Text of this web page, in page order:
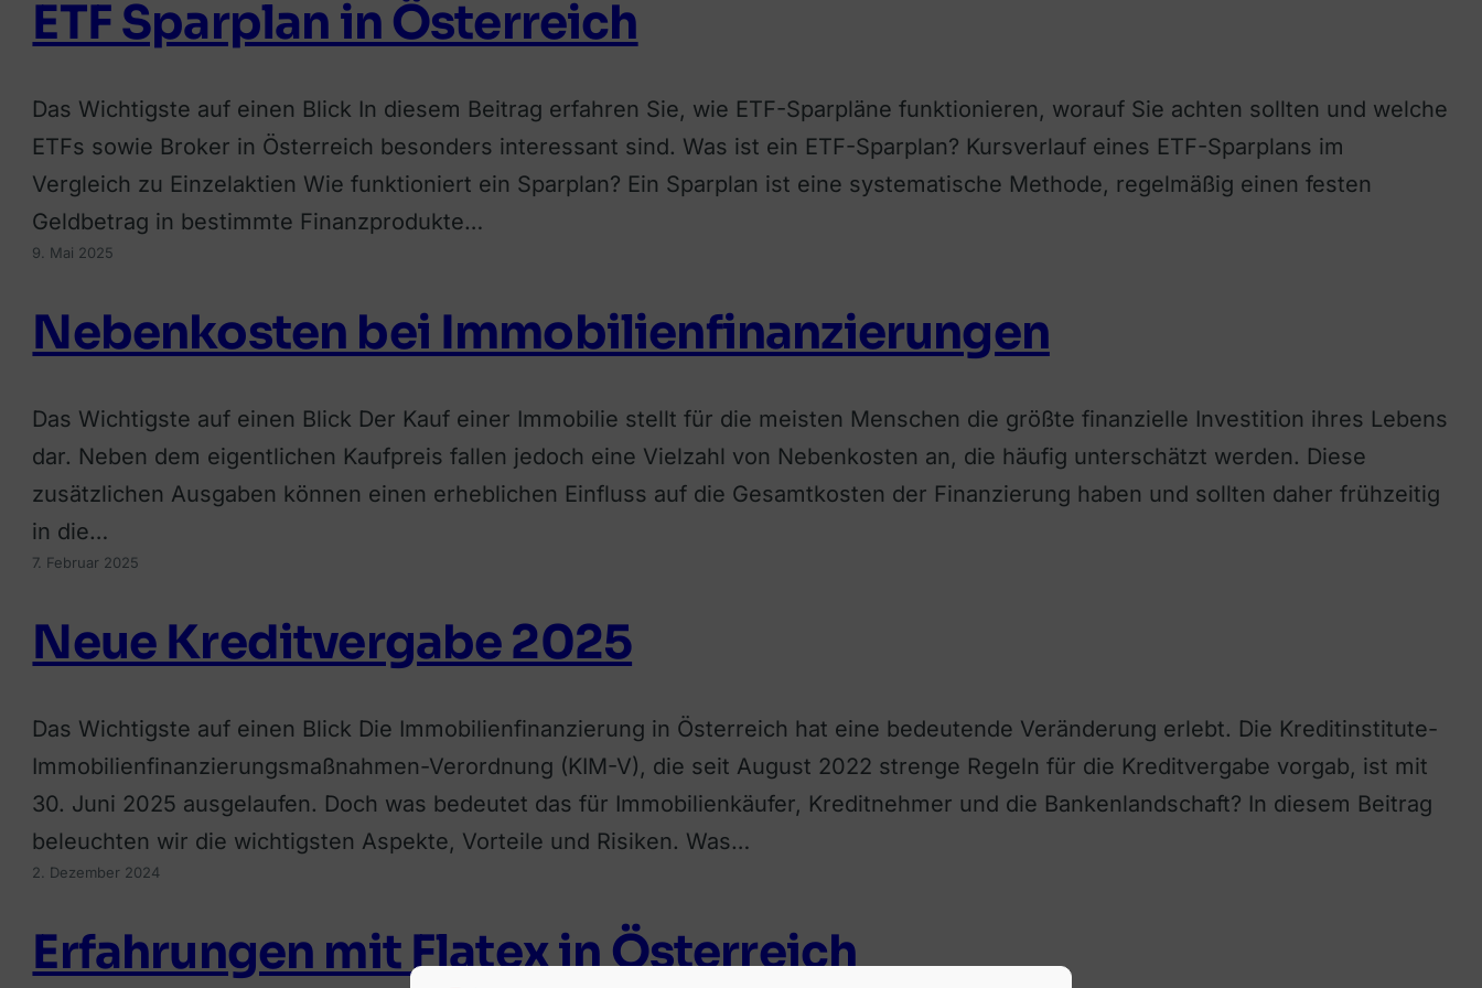
ETF Sparplan in Österreich
Das Wichtigste auf einen Blick In diesem Beitrag erfahren Sie, wie ETF-Sparpläne funktionieren, worauf Sie achten sollten und welche
ETFs sowie Broker in Österreich besonders interessant sind. Was ist ein ETF-Sparplan? Kursverlauf eines ETF-Sparplans im
Vergleich zu Einzelaktien Wie funktioniert ein Sparplan? Ein Sparplan ist eine systematische Methode, regelmäßig einen festen
Geldbetrag in bestimmte Finanzprodukte…
9. Mai 2025
Nebenkosten bei Immobilienfinanzierungen
Das Wichtigste auf einen Blick Der Kauf einer Immobilie stellt für die meisten Menschen die größte finanzielle Investition ihres Lebens
dar. Neben dem eigentlichen Kaufpreis fallen jedoch eine Vielzahl von Nebenkosten an, die häufig unterschätzt werden. Diese
zusätzlichen Ausgaben können einen erheblichen Einfluss auf die Gesamtkosten der Finanzierung haben und sollten daher frühzeitig
in die…
7. Februar 2025
Neue Kreditvergabe 2025
Das Wichtigste auf einen Blick Die Immobilienfinanzierung in Österreich hat eine bedeutende Veränderung erlebt. Die Kreditinstitute-
Immobilienfinanzierungsmaßnahmen-Verordnung (KIM-V), die seit August 2022 strenge Regeln für die Kreditvergabe vorgab, ist mit
30. Juni 2025 ausgelaufen. Doch was bedeutet das für Immobilienkäufer, Kreditnehmer und die Bankenlandschaft? In diesem Beitrag
beleuchten wir die wichtigsten Aspekte, Vorteile und Risiken. Was…
2. Dezember 2024
Erfahrungen mit Flatex in Österreich